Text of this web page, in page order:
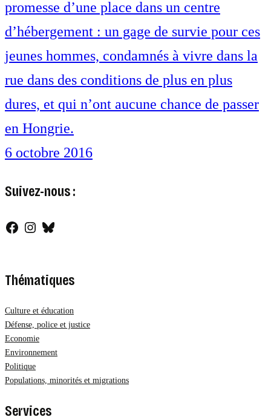
promesse d’une place dans un centre
d’hébergement : un gage de survie pour ces
jeunes hommes, condamnés à vivre dans la
rue dans des conditions de plus en plus
dures, et qui n’ont aucune chance de passer
en Hongrie.
6 octobre 2016
Suivez-nous :
Facebook
Instagram
Bluesky
Thématiques
Culture et éducation
Défense, police et justice
Economie
Environnement
Politique
Populations, minorités et migrations
Services